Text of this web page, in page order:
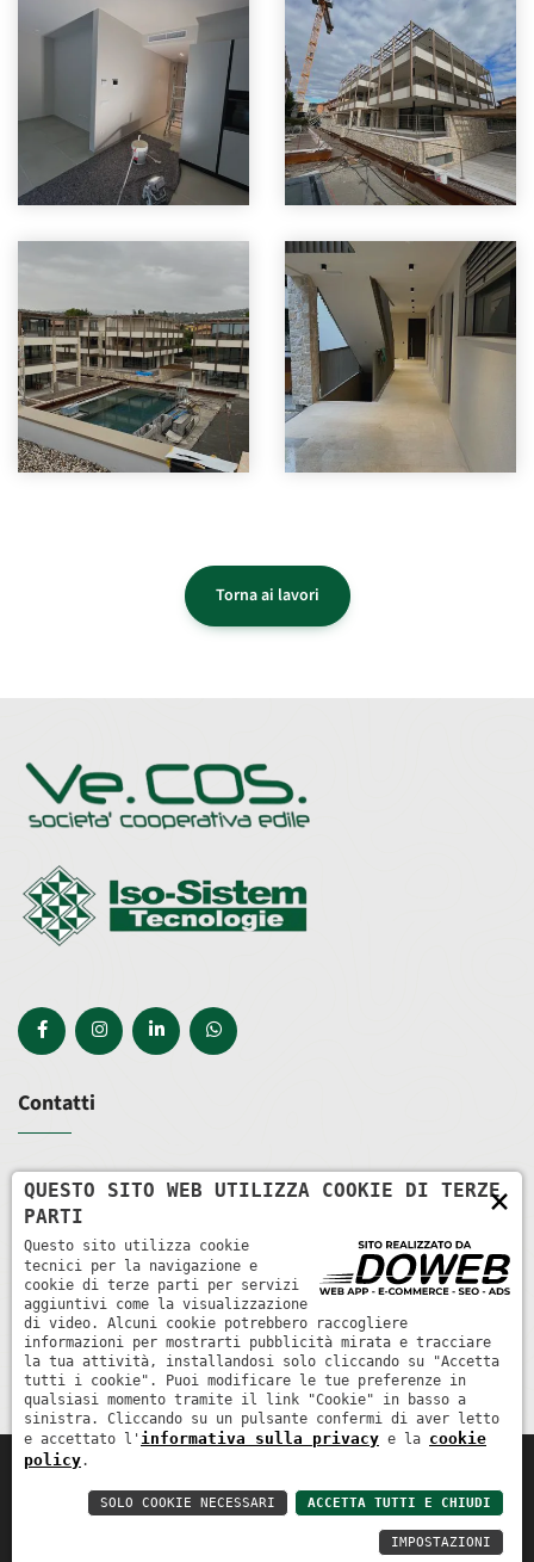
Torna ai lavori
Contatti
Via Roma, 100 - 37060 Castel D'Azzano VR
+39 045 852 0374
info@ve-cos.it
preventivi@ve-cos.it
Ve.cos. societa' cooperativa edile
VR372396
Cookie policy
×
QUESTO SITO WEB UTILIZZA COOKIE DI TERZE
PARTI
Questo sito utilizza cookie
tecnici per la navigazione e
cookie di terze parti per servizi
aggiuntivi come la visualizzazione
di video. Alcuni cookie potrebbero raccogliere
informazioni per mostrarti pubblicità mirata e tracciare
la tua attività, installandosi solo cliccando su "Accetta
tutti i cookie". Puoi modificare le tue preferenze in
qualsiasi momento tramite il link "Cookie" in basso a
sinistra. Cliccando su un pulsante confermi di aver letto
e accettato l' informativa sulla privacy e la cookie
policy.
ACCETTA TUTTI E CHIUDI
SOLO COOKIE NECESSARI
IMPOSTAZIONI